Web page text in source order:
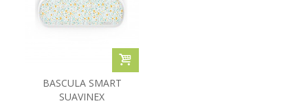
BASCULA SMART
SUAVINEX